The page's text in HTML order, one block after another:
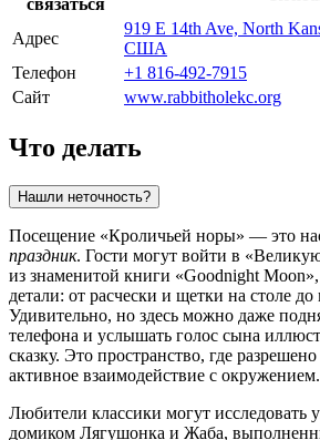
связаться
Адрес
919 E 14th Ave, North
США
Телефон
+1 816-492-7915
Сайт
www.rabbitholekc.org
Что делать
Нашли неточность?
Посещение «Кроличьей норы» — это
праздник. Гости могут войти в
из знаменитой книги «Goodnight Moon»,
детали: от расчески и щетки на столе
Удивительно, но здесь можно даже
телефона и услышать голос сына
сказку. Это пространство, где
активное взаимодействие с окружением.
Любители классики могут исследовать
домиком Лягушонка и Жаба,